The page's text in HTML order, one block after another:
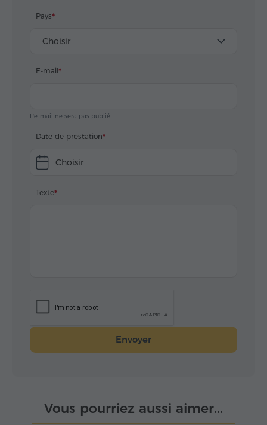
Pays
Choisir
E-mail
L'e-mail ne sera pas publié
Date de prestation
Choisir
Texte
Envoyer
Vous pourriez aussi aimer...